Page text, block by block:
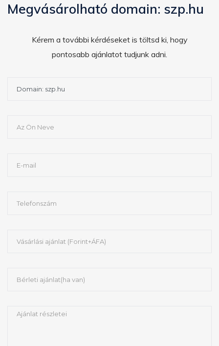
Megvásárolható domain: szp.hu
Kérem a további kérdéseket is töltsd ki, hogy
pontosabb ajánlatot tudjunk adni.